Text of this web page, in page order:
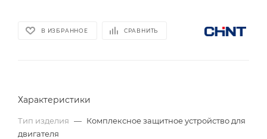
В ИЗБРАННОЕ СРАВНИТЬ
Характеристики
Тип изделия — Комплексное защитное устройство для
двигателя